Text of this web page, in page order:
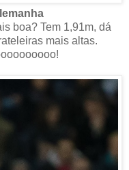
boa? Tem 1,91m, dá
mais altas.